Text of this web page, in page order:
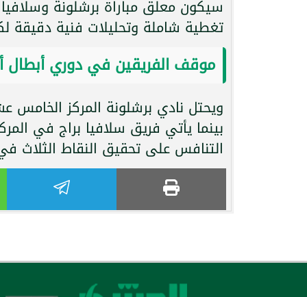
تغطية شاملة وتحليلات فنية دقيقة
موقف الفريقين في دوري أبطال
التنافس على تحقيق النقاط الثلاث